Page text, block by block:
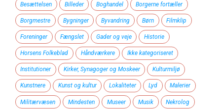
Besættelsen Billeder Boghandel Borgerne fortæller
Borgmestre Bygninger Byvandring Børn Filmklip
Foreninger Fængslet Gader og veje Historie
Horsens Folkeblad Håndværkere Ikke kategoriseret
Institutioner Kirker, Synagoger og Moskeer Kulturmiljø
Kunstnere Kunst og kultur Lokaliteter Lyd Malerier
Militærvæsen Mindesten Museer Musik Nekrolog